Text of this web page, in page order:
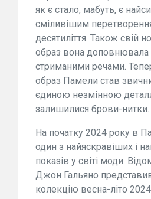
як є стало, мабуть, є
сміливішим
десятиліття. Також свій
образ вона доповнювала
стриманими речами.
образ Памели став
єдиною незмінною
залишилися брови-нитки.
На початку 2024 року в
один з найяскравіших і
показів у світі моди.
Джон Гальяно
колекцію весна-літо